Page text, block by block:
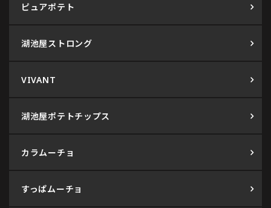
ピュアポテト
湖池屋ストロング
VIVANT
湖池屋ポテトチップス
カラムーチョ
すっぱムーチョ